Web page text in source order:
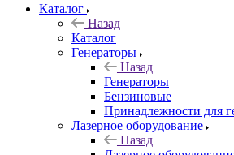
Каталог
Назад
Каталог
Генераторы
Назад
Генераторы
Бензиновые
Принадлежности для
Лазерное оборудование
Назад